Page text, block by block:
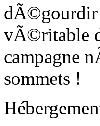
dÃ©gourdir
vÃ©ritable
campagne
sommets !